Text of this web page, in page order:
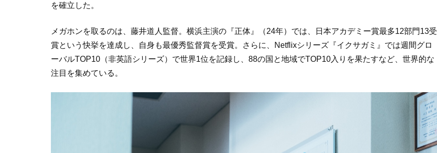
を確立した。
メガホンを取るのは、藤井道人監督。横浜主演の『正体』（24年）では、日本アカデミー賞最多12部門13受
賞という快挙を達成し、自身も最優秀監督賞を受賞。さらに、Netflixシリーズ『イクサガミ』では週間グロ
ーバルTOP10（非英語シリーズ）で世界1位を記録し、88の国と地域でTOP10入りを果たすなど、世界的な
注目を集めている。